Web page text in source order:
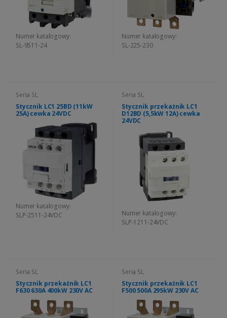
Numer katalogowy:
SL-9511-24
Numer katalogowy:
SL-225-230
Seria SL
Stycznik LC1 25BD (11kW
25A) cewka 24VDC
Numer katalogowy:
SLP-2511-24VDC
Seria SL
Stycznik przekażnik LC1
D12BD (5,5kW 12A) cewka
24VDC
Numer katalogowy:
SLP-1211-24VDC
Seria SL
Stycznik przekaźnik LC1
F630 630A 400kW 230V AC
Seria SL
Stycznik przekaźnik LC1
F500 500A 295kW 230V AC